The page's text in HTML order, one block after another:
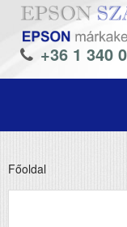
+36 1 340
Főoldal